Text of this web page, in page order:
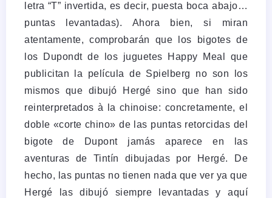
letra “T” invertida, es decir, puesta boca abajo…
puntas levantadas). Ahora bien, si miran
atentamente, comprobarán que los bigotes de
los Dupondt de los juguetes Happy Meal que
publicitan la película de Spielberg no son los
mismos que dibujó Hergé sino que han sido
reinterpretados à la chinoise: concretamente, el
doble «corte chino» de las puntas retorcidas del
bigote de Dupont jamás aparece en las
aventuras de Tintín dibujadas por Hergé. De
hecho, las puntas no tienen nada que ver ya que
Hergé las dibujó siempre levantadas y aquí